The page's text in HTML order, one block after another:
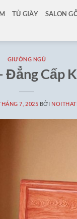
TỦ GIÀY SALON
GIƯỜNG NGỦ
Cấp
7, 2025 BỞI